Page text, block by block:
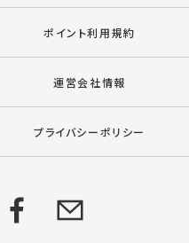
ポイント利用規約
運営会社情報
プライバシーポリシー